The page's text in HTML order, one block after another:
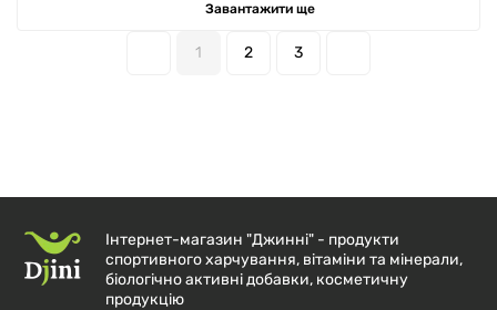
1 2 3
Завантажити ще
Інтернет-магазин "Джинні" - продукти
спортивного харчування, вітаміни та мінерали,
біологічно активні добавки, косметичну
продукцію